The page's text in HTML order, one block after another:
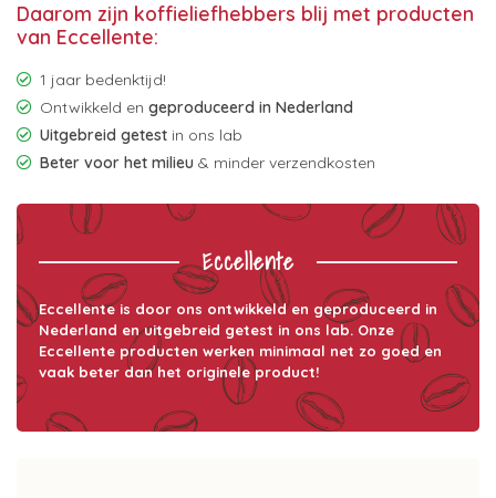
Daarom zijn koffieliefhebbers blij met producten
van Eccellente:
1 jaar bedenktijd!
Ontwikkeld en geproduceerd in Nederland
Uitgebreid getest in ons lab
Beter voor het milieu & minder verzendkosten
Eccellente
Eccellente is door ons ontwikkeld en geproduceerd in
Nederland en uitgebreid getest in ons lab. Onze
Eccellente producten werken minimaal net zo goed en
vaak beter dan het originele product!